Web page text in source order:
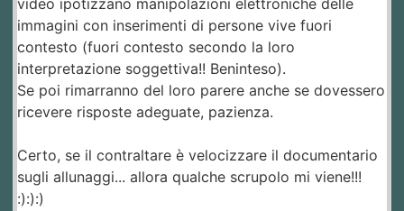
video ipotizzano manipolazioni elettroniche delle
immagini con inserimenti di persone vive fuori
contesto (fuori contesto secondo la loro
interpretazione soggettiva!! Beninteso).
Se poi rimarranno del loro parere anche se dovessero
ricevere risposte adeguate, pazienza.
Certo, se il contraltare è velocizzare il documentario
sugli allunaggi... allora qualche scrupolo mi viene!!!
:):):)